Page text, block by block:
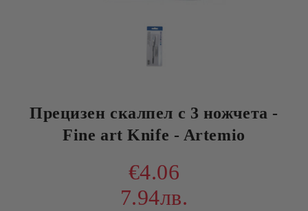
Прецизен скалпел с 3 ножчета -
Fine art Knife - Artemio
€4.06
7.94лв.